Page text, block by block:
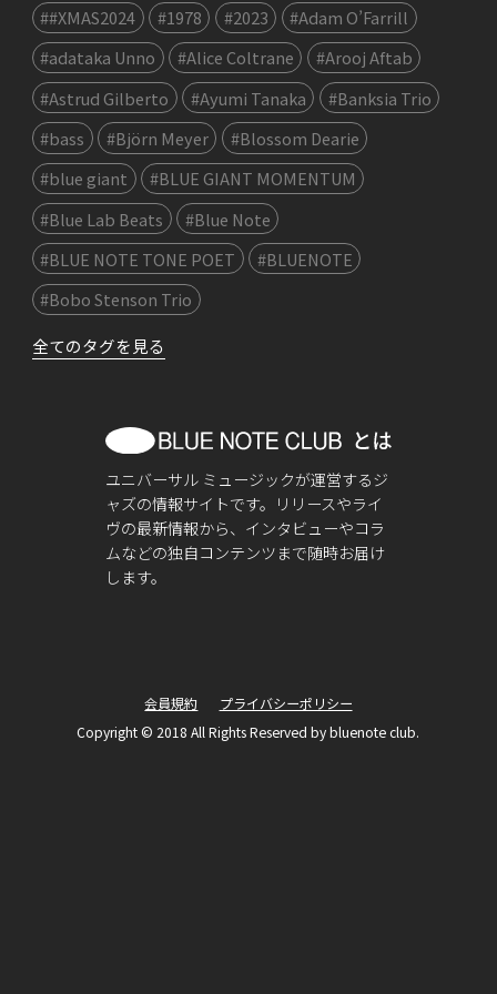
##XMAS2024 #1978 #2023
#Adam O’Farrill
#adataka Unno
#Alice Coltrane
#Arooj Aftab
#Astrud Gilberto
#Ayumi Tanaka
#Banksia Trio
#bass
#Björn Meyer
#Blossom Dearie
#blue giant
#BLUE GIANT MOMENTUM
#Blue Lab Beats
#Blue Note
#BLUE NOTE TONE POET
#BLUENOTE
#Bobo Stenson Trio
全てのタグを見る
ユニバーサル ミュージックが運営するジ
ャズの情報サイトです。リリースやライ
ヴの最新情報から、インタビューやコラ
ムなどの独自コンテンツまで随時お届け
します。
会員規約
プライバシーポリシー
Copyright © 2018 All Rights Reserved by bluenote club.